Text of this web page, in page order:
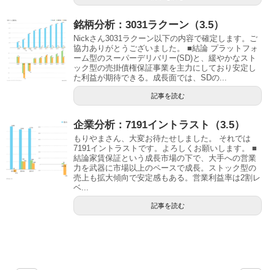
銘柄分析：3031ラクーン（3.5）
Nickさん3031ラクーン以下の内容で確定します。ご
協力ありがとうございました。 ■結論 プラットフォ
ーム型のスーパーデリバリー(SD)と、緩やかなスト
ック型の売掛債権保証事業を主力にしており安定し
た利益が期待できる。成長面では、SDの...
記事を読む
企業分析：7191イントラスト（3.5）
もりやまさん、大変お待たせしました。 それでは
7191イントラストです。よろしくお願いします。 ■
結論家賃保証という成長市場の下で、大手への営業
力を武器に市場以上のペースで成長。ストック型の
売上も拡大傾向で安定感もある。営業利益率は2割レ
ベ...
記事を読む